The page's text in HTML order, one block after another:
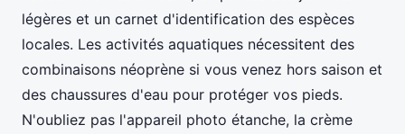
légères et un carnet d'identification des espèces
locales. Les activités aquatiques nécessitent des
combinaisons néoprène si vous venez hors saison et
des chaussures d'eau pour protéger vos pieds.
N'oubliez pas l'appareil photo étanche, la crème